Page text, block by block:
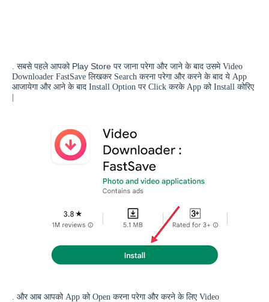
. सबसे पहले आपको Play Store पर जाना परेगा और जाने के बाद उसमे Video
Downloader FastSave लिखकर Search करना परेगा और करने के बाद ये App
आजायेगा और आने के बाद Install Option पर Click करके App को Install कोरिए
. और आब आपको App को Open करना परेगा और करने के लिए Video